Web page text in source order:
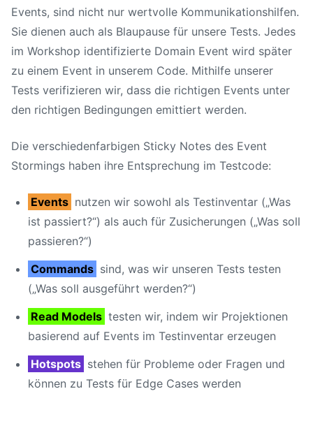
Events, sind nicht nur wertvolle Kommunikationshilfen.
Sie dienen auch als Blaupause für unsere Tests. Jedes
im Workshop identifizierte Domain Event wird später
zu einem Event in unserem Code. Mithilfe unserer
Tests verifizieren wir, dass die richtigen Events unter
den richtigen Bedingungen emittiert werden.
Die verschiedenfarbigen Sticky Notes des Event
Stormings haben ihre Entsprechung im Testcode:
Events nutzen wir sowohl als Testinventar („Was
ist passiert?“) als auch für Zusicherungen („Was soll
passieren?“)
Commands sind, was wir unseren Tests testen
(„Was soll ausgeführt werden?“)
Read Models testen wir, indem wir Projektionen
basierend auf Events im Testinventar erzeugen
Hotspots stehen für Probleme oder Fragen und
können zu Tests für Edge Cases werden